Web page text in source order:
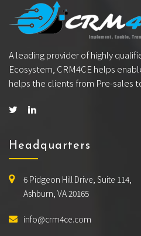
A leading provider of highly
Ecosystem, CRM4CE helps
helps the clients from Pre-sales
Headquarters
6 Pidgeon Hill Drive, Suite 114,
Ashburn, VA 20165
info@crm4ce.com